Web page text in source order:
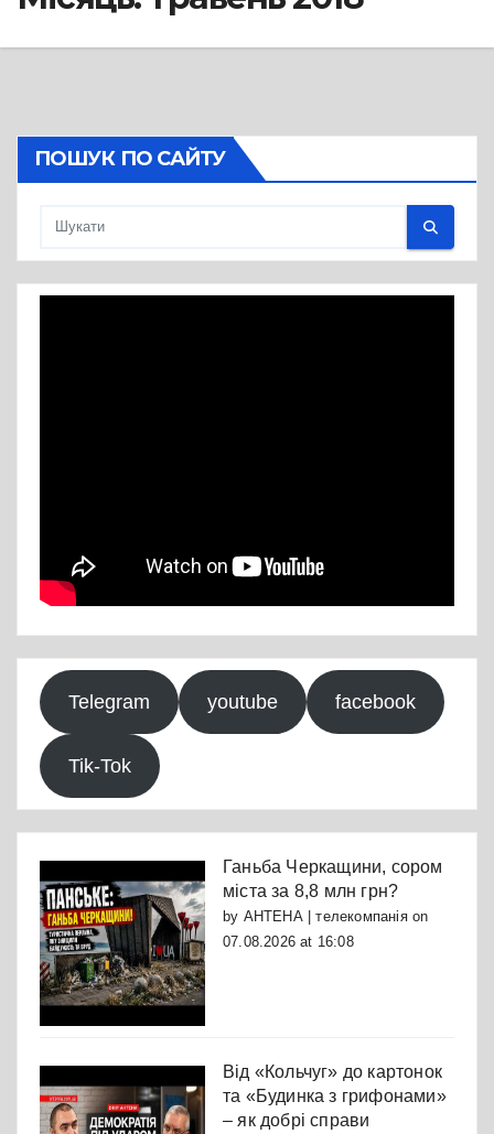
ПОШУК ПО САЙТУ
Telegram youtube facebook
Tik-Tok
Ганьба Черкащини, сором
міста за 8,8 млн грн?
by АНТЕНА | телекомпаніяon
07.08.2026 at 16:08
Від «Кольчуг» до картонок
та «Будинка з грифонами»
– як добрі справи